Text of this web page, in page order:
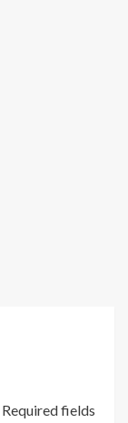
Required fields